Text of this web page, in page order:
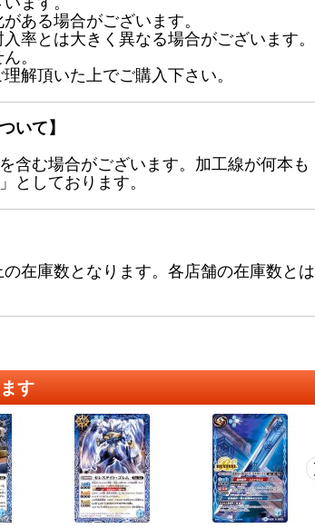
ある場合がございます。
率とは大きく異なる場合がございます。
。
解頂いた上でご購入下さい。
いて】
含む場合がございます。加工線が何本も
としております。
在庫数となります。各店舗の在庫数とは
す